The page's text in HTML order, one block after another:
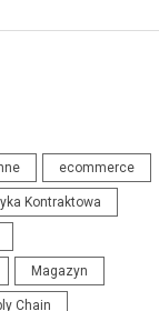
ecommerce
Kontraktowa
Magazyn
Chain